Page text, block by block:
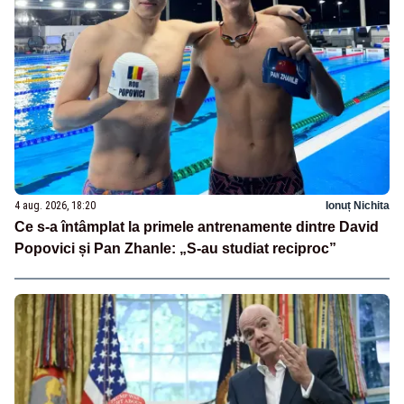
4 aug. 2026, 18:20 Ionuț Nichita
Ce s-a întâmplat la primele antrenamente dintre David
Popovici și Pan Zhanle: „S-au studiat reciproc”